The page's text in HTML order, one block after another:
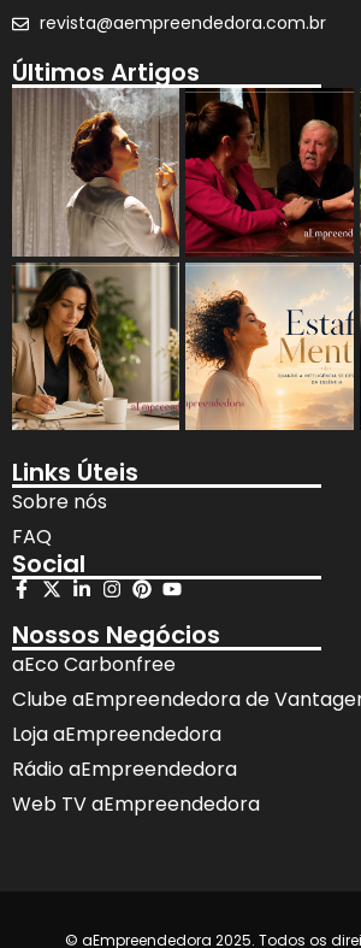
revista@aempreendedora.com.br
Últimos Artigos
Links Úteis
Sobre nós
FAQ
Social
Nossos Negócios
aEco Carbonfree
Clube aEmpreendedora de
Loja aEmpreendedora
Rádio aEmpreendedora
Web TV aEmpreendedora
© aEmpreendedora 2025. Todos os